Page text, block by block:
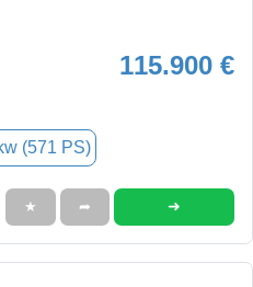
115.900 €
(571 PS)
★ ➦ ➜